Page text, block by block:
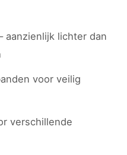
aanzienlijk lichter dan
voor veilig
verschillende